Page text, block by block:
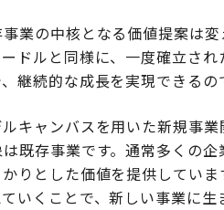
業の中核となる価値提案は
ドルと同様に、一度確立さ
継続的な成長を実現できるの
キャンバスを用いた新規事
既存事業です。通常多くの
りとした価値を提供してい
いくことで、新しい事業に生